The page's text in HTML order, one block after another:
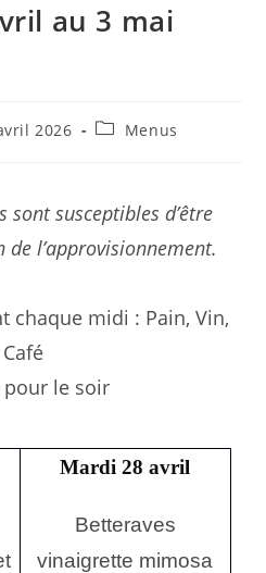
au 3 mai
2026 Menus
sont susceptibles d’être
l’approvisionnement.
chaque midi : Pain, Vin,
Café
pour le soir
Mardi 28 avril
Betteraves
vinaigrette mimosa